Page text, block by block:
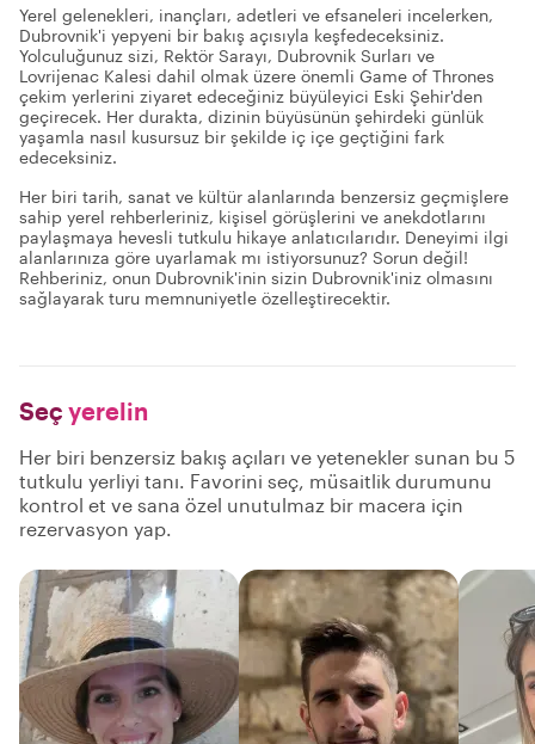
Yerel gelenekleri, inançları, adetleri ve efsaneleri incelerken,
Dubrovnik'i yepyeni bir bakış açısıyla keşfedeceksiniz.
Yolculuğunuz sizi, Rektör Sarayı, Dubrovnik Surları ve
Lovrijenac Kalesi dahil olmak üzere önemli Game of Thrones
çekim yerlerini ziyaret edeceğiniz büyüleyici Eski Şehir'den
geçirecek. Her durakta, dizinin büyüsünün şehirdeki günlük
yaşamla nasıl kusursuz bir şekilde iç içe geçtiğini fark
edeceksiniz.
Her biri tarih, sanat ve kültür alanlarında benzersiz geçmişlere
sahip yerel rehberleriniz, kişisel görüşlerini ve anekdotlarını
paylaşmaya hevesli tutkulu hikaye anlatıcılarıdır. Deneyimi ilgi
alanlarınıza göre uyarlamak mı istiyorsunuz? Sorun değil!
Rehberiniz, onun Dubrovnik'inin sizin Dubrovnik'iniz olmasını
sağlayarak turu memnuniyetle özelleştirecektir.
Seç yerelin
Her biri benzersiz bakış açıları ve yetenekler sunan bu 5
tutkulu yerliyi tanı. Favorini seç, müsaitlik durumunu
kontrol et ve sana özel unutulmaz bir macera için
rezervasyon yap.